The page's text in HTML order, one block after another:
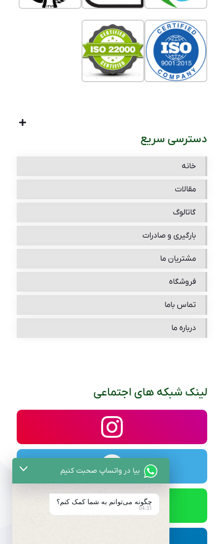
دسترسی سریع
خانه
مقالات
گاتالوگ
بارگیری و صادرات
مشتریان ما
فروشگاه
تماس باما
درباره ما
لینک شبکه های اجتماعی
بیا در واتساپ صحبت کنیم
چگونه می‌توانم به شما کمک کنم؟
04:31